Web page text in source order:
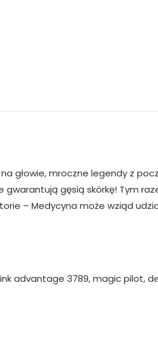
głowie, mroczne legendy z
gęsią skórkę! Tym
– Medycyna może wziąd
advantage 3789, magic pilot,